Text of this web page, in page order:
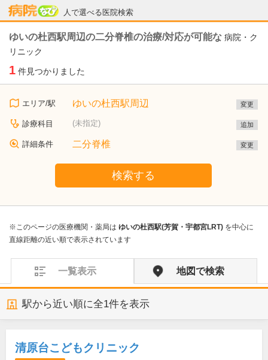
人で選べる医院検索
病院なび
ゆいの杜西駅周辺の二分脊椎の治療/対応が可能な 病院・ク
リニック
1 件見つかりました
エリア/駅 ゆいの杜西駅周辺 変更
診療科目 (未指定) 追加
詳細条件 二分脊椎 変更
検索する
※このページの医療機関・薬局は ゆいの杜西駅(芳賀・宇都宮LRT) を中心に
直線距離の近い順で表示されています
一覧表示 地図で検索
駅から近い順に全1件を表示
清原台こどもクリニック